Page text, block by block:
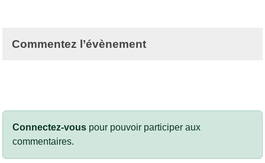
Commentez l’évènement
Connectez-vous pour pouvoir participer aux
commentaires.